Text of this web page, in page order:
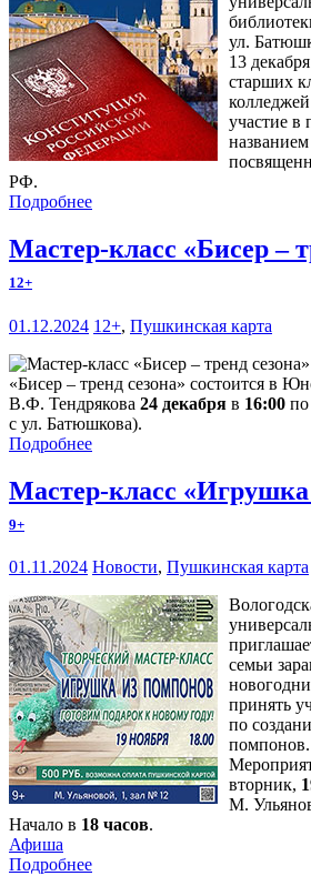
ул.
13
старших
участие в
РФ.
Подробнее
Мастер-класс «Бисер –
12+
01.12.2024 12+, Пушкинская карта
«Бисер – тренд сезона» состоится в
В.Ф. Тендрякова 24 декабря в 16:00
с ул. Батюшкова).
Подробнее
Мастер-класс
9+
01.11.2024 Новости, Пушкинская карта
семьи
принять
по
помпонов.
вторник,
М.
Начало в 18 часов.
Афиша
Подробнее